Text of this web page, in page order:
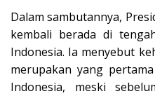
Dalam sambutannya,
kembali berada di
Indonesia. Ia menyebut
merupakan yang
Indonesia, meski